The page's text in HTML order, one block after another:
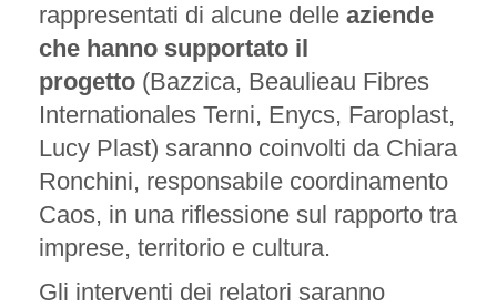
rappresentati di alcune delle aziende
che hanno supportato il
progetto (Bazzica, Beaulieau Fibres
Internationales Terni, Enycs, Faroplast,
Lucy Plast) saranno coinvolti da Chiara
Ronchini, responsabile coordinamento
Caos, in una riflessione sul rapporto tra
imprese, territorio e cultura.
Gli interventi dei relatori saranno